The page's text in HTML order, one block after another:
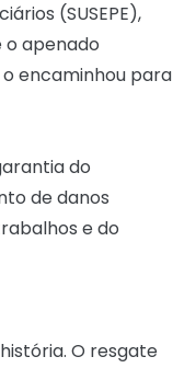
(SUSEPE),
o apenado
encaminhou para
do
de danos
e do
O resgate